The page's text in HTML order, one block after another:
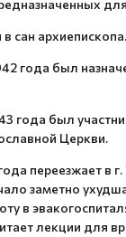
сан архиепископа.
года был
года был
Церкви.
переезжает в
заметно
в
лекции для